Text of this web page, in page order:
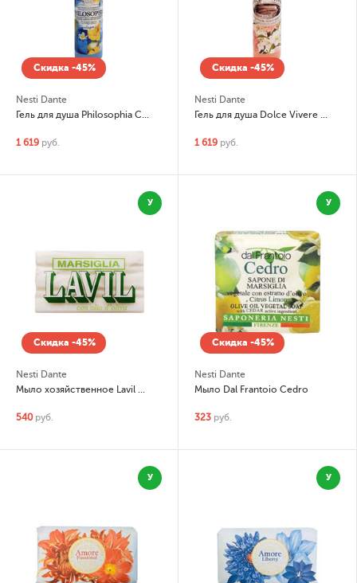
Скидка -45%
Nesti Dante
Гель для душа Philosophia Collagen (Коллаген)
1 619 руб.
Скидка -45%
Nesti Dante
Гель для душа Dolce Vivere Roma (Рим)
1 619 руб.
У
Скидка -45%
Nesti Dante
Мыло хозяйственное Lavil Marsiglia
540 руб.
У
Скидка -45%
Nesti Dante
Мыло Dal Frantoio Cedro
323 руб.
У У